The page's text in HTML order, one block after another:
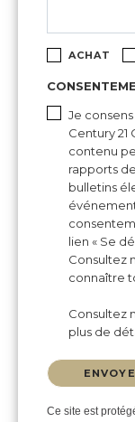
ACHAT
Je
Century 21
contenu
rapports
bulletins
lien « Se
Consultez
connaître
Consultez
plus de
Veuillez
Ce site est